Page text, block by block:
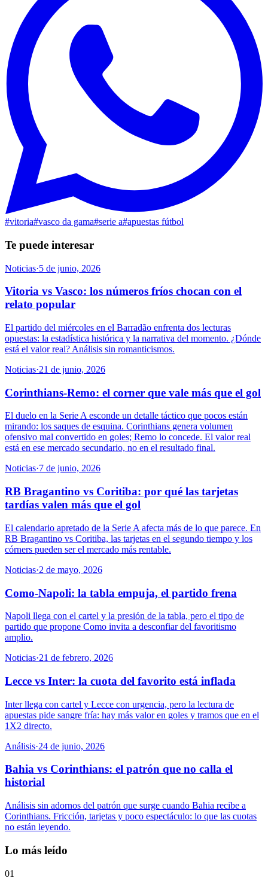
#vitoria#vasco da gama#serie a#apuestas fútbol
Te puede interesar
Noticias·5 de junio, 2026
Vitoria vs Vasco: los números fríos chocan con el
relato popular
El partido del miércoles en el Barradão enfrenta dos lecturas
opuestas: la estadística histórica y la narrativa del momento. ¿Dónde
está el valor real? Análisis sin romanticismos.
Noticias·21 de junio, 2026
Corinthians-Remo: el corner que vale más que el gol
El duelo en la Serie A esconde un detalle táctico que pocos están
mirando: los saques de esquina. Corinthians genera volumen
ofensivo mal convertido en goles; Remo lo concede. El valor real
está en ese mercado secundario, no en el resultado final.
Noticias·7 de junio, 2026
RB Bragantino vs Coritiba: por qué las tarjetas
tardías valen más que el gol
El calendario apretado de la Serie A afecta más de lo que parece. En
RB Bragantino vs Coritiba, las tarjetas en el segundo tiempo y los
córners pueden ser el mercado más rentable.
Noticias·2 de mayo, 2026
Como-Napoli: la tabla empuja, el partido frena
Napoli llega con el cartel y la presión de la tabla, pero el tipo de
partido que propone Como invita a desconfiar del favoritismo
amplio.
Noticias·21 de febrero, 2026
Lecce vs Inter: la cuota del favorito está inflada
Inter llega con cartel y Lecce con urgencia, pero la lectura de
apuestas pide sangre fría: hay más valor en goles y tramos que en el
1X2 directo.
Análisis·24 de junio, 2026
Bahia vs Corinthians: el patrón que no calla el
historial
Análisis sin adornos del patrón que surge cuando Bahia recibe a
Corinthians. Fricción, tarjetas y poco espectáculo: lo que las cuotas
no están leyendo.
Lo más leído
01